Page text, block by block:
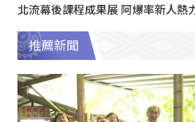
北流幕後課程成果展 阿爆率新人熱
推薦新聞